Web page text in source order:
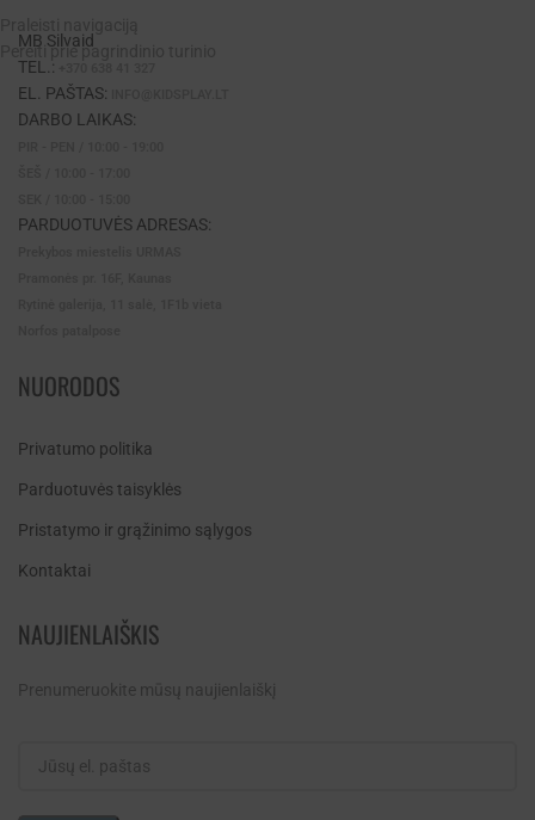
Pereiti prie pagrindinio turinio
MB Silvaid
TEL.:
EL. PAŠTAS:
DARBO LAIKAS:
PARDUOTUVĖS ADRESAS:
NUORODOS
Privatumo politika
Parduotuvės taisyklės
Pristatymo ir grąžinimo sąlygos
Kontaktai
NAUJIENLAIŠKIS
Prenumeruokite mūsų naujienlaiškį